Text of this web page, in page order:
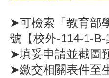
➤可檢索「教育部
號【校外-114-1-B-
➤填妥申請並截圖
➤繳交相關表件至